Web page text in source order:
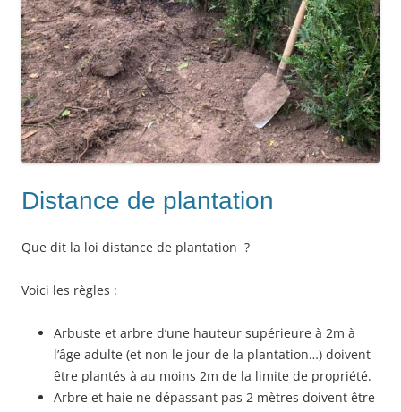
Distance de plantation
Que dit la loi distance de plantation ?
Voici les règles :
Arbuste et arbre d’une hauteur supérieure à 2m à
l’âge adulte (et non le jour de la plantation…) doivent
être plantés à au moins 2m de la limite de propriété.
Arbre et haie ne dépassant pas 2 mètres doivent être